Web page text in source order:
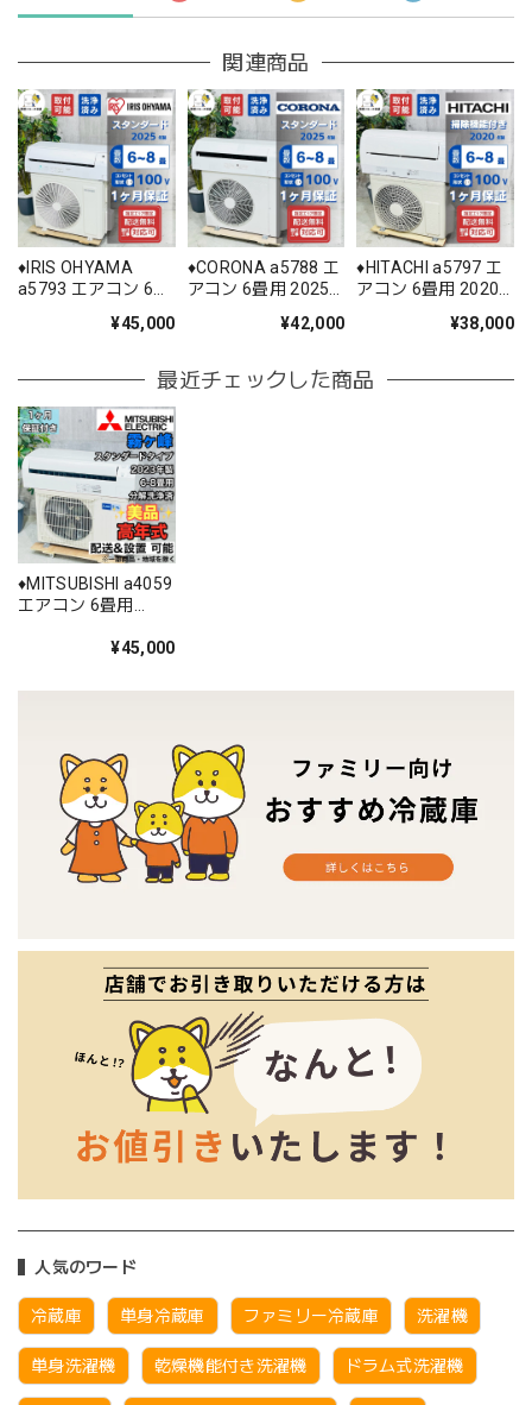
人気のワード
冷蔵庫 単身冷蔵庫 ファミリー冷蔵庫 洗濯機
単身洗濯機 乾燥機能付き洗濯機 ドラム式洗濯機
関連商品
♦️IRIS OHYAMA
a5793 エアコン 6畳
¥45,000
♦️CORONA a5788 エ
アコン 6畳用 2025
¥42,000
♦️HITACHI a5797 エ
アコン 6畳用 2020
¥38,000
最近チェックした商品
♦️MITSUBISHI a4059
エアコン 6畳用
¥45,000